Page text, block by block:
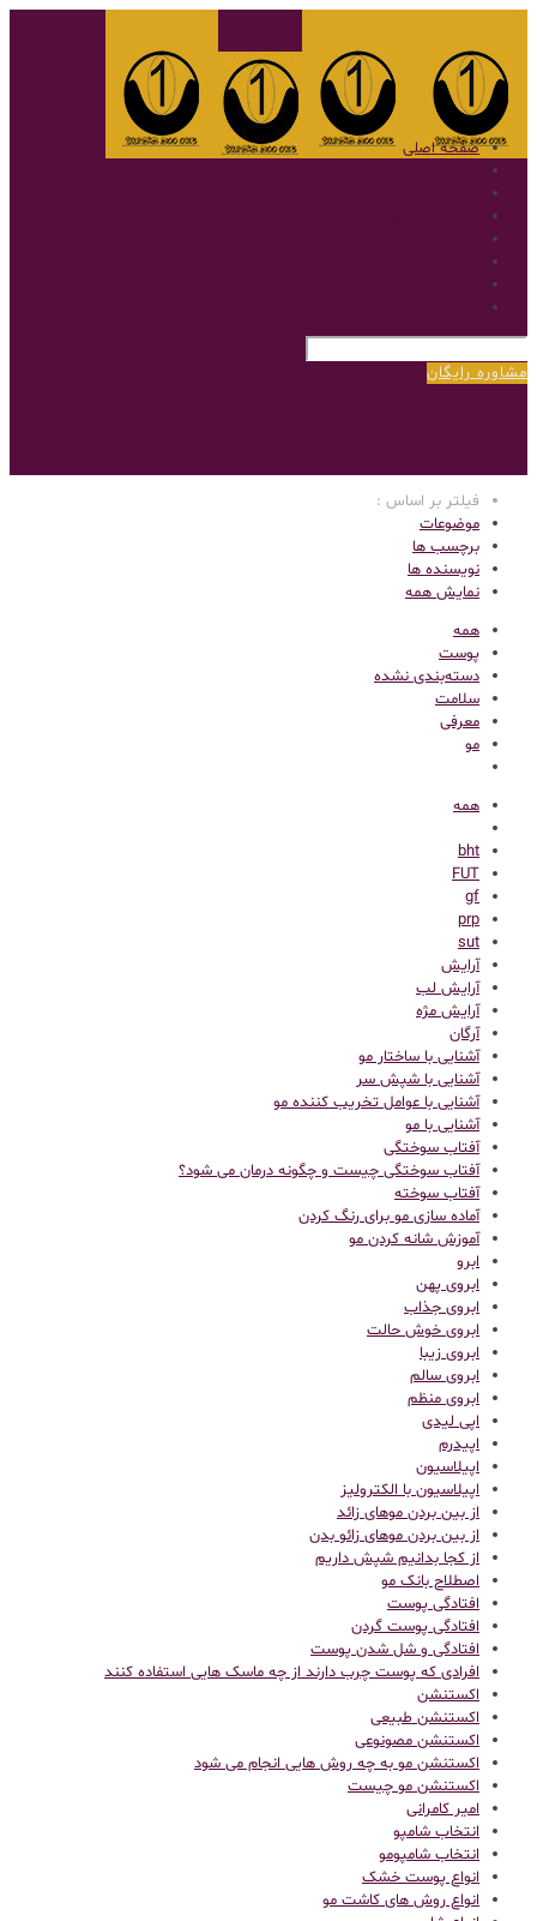
صفحه اصلی
مشاوره رایگان
فیلتر بر اساس :
موضوعات
برچسب ها
نویسنده ها
نمایش همه
همه
پوست
دسته‌بندی نشده
سلامت
معرفی
مو
همه
bht
FUT
gf
prp
sut
آرایش
آرایش لب
آرایش مژه
آرگان
آشنایی با ساختار مو
آشنایی با شپش سر
آشنایی با عوامل تخریب کننده مو
آشنایی با مو
آفتاب سوختگی
آفتاب سوختگی چیست و چگونه درمان می شود؟
آفتاب سوخته
آماده سازی مو برای رنگ کردن
آموزش شانه کردن مو
ابرو
ابروی پهن
ابروی جذاب
ابروی خوش حالت
ابروی زیبا
ابروی سالم
ابروی منظم
اپی لیدی
اپیدرم
اپیلاسیون
اپیلاسیون با الکترولیز
از بین بردن موهای زائد
از بین بردن موهای زائو بدن
از کجا بدانیم شپش داریم
اصطلاح بانک مو
افتادگی پوست
افتادگی پوست گردن
افتادگی و شل شدن پوست
افرادی که پوست چرب دارند از چه ماسک هایی استفاده کنند
اکستنشن
اکستنشن طبیعی
اکستنشن مصونوعی
اکستنشن مو به چه روش هایی انجام می شود
اکستنشن مو چیست
امیر کامرانی
انتخاب شامپو
انتخاب شامپومو
انواع پوست خشک
انواع روش های کاشت مو